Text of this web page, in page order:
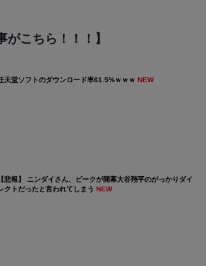
がこちら！！！】
天堂ソフトのダウンロード率61.5%ｗｗｗ NEW
【悲報】 ニンダイさん、ピークが開幕大谷翔平のがっかりダイ
クトだったと言われてしまう NEW